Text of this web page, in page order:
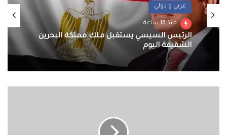
عربي و دولي
منذ 16 ساعة
الرئيس السيسي يستقبل ملك مملكة البحرين
الشقيقة اليوم